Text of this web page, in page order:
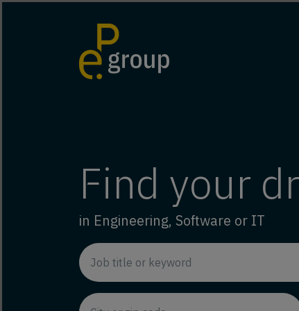
Find your
in Engineering, Software or IT